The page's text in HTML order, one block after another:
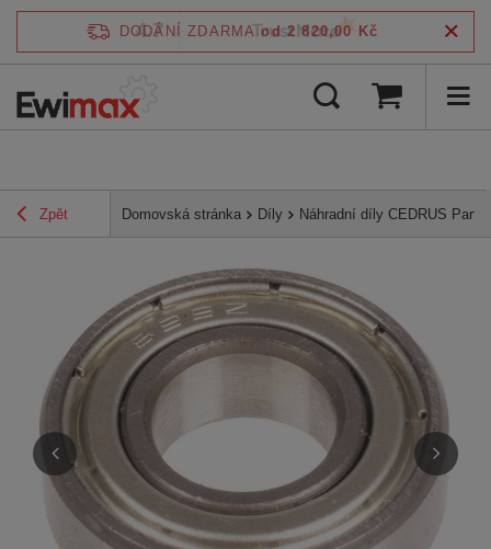
DODÁNÍ ZDARMA od 2 820,00 Kč
Zpět Domovská stránka Díly Náhradní díly CEDRUS Parts
4.7 /5 ověřeno podle